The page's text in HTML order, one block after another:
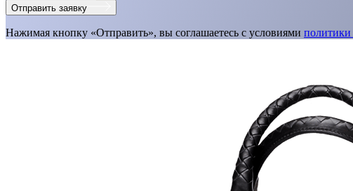
Отправить заявку
Нажимая кнопку «Отправить», вы соглашаетесь с условиями политики